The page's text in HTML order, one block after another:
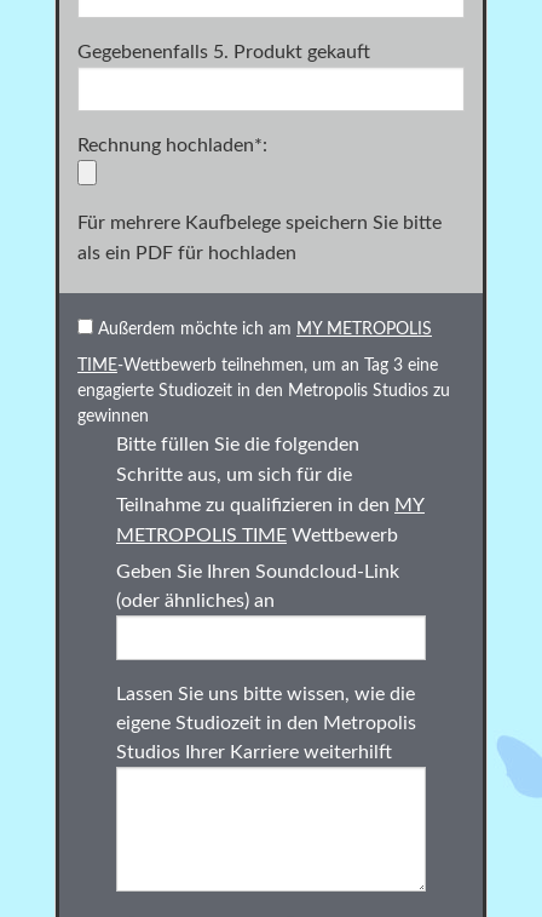
Gegebenenfalls 5. Produkt gekauft
Rechnung hochladen*:
Für mehrere Kaufbelege speichern Sie bitte
als ein PDF für hochladen
Außerdem möchte ich am MY METROPOLIS
TIME-Wettbewerb teilnehmen, um an Tag 3 eine
engagierte Studiozeit in den Metropolis Studios zu
gewinnen
Bitte füllen Sie die folgenden
Schritte aus, um sich für die
Teilnahme zu qualifizieren in den MY
METROPOLIS TIMEWettbewerb
Geben Sie Ihren Soundcloud-Link
(oder ähnliches) an
Lassen Sie uns bitte wissen, wie die
eigene Studiozeit in den Metropolis
Studios Ihrer Karriere weiterhilft